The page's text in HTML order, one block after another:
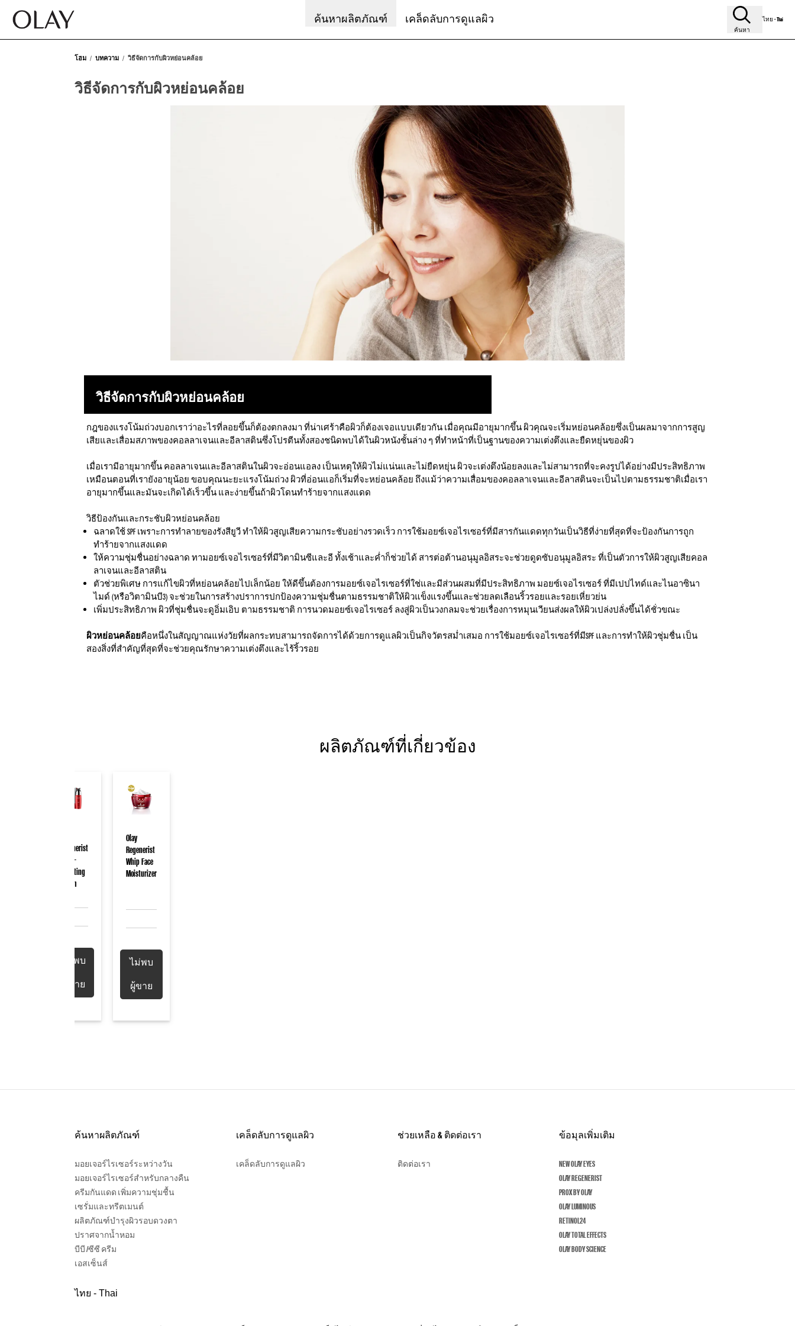
ค้นหาผลิตภัณฑ์ เคล็ดลับการดูแลผิว
ค้นหา
ไทย - Thai
โฮม บทความ วิธีจัดการกับผิวหย่อนคล้อย
วิธีจัดการกับผิวหย่อนคล้อย
วิธีจัดการกับผิวหย่อนคล้อย
กฎของแรงโน้มถ่วงบอกเราว่าอะไรที่ลอยขึ้นก็ต้องตกลงมา ที่น่าเศร้าคือผิวก็ต้องเจอแบบเดียวกัน เมื่อคุณมีอายุมากขึ้น ผิวคุณจะเริ่มหย่อนคล้อยซึ่งเป็นผลมาจากการสูญ
เสียและเสื่อมสภาพของคอลลาเจนและอีลาสตินซึ่งโปรตีนทั้งสองชนิดพบได้ในผิวหนังชั้นล่าง ๆ ที่ทำหน้าที่เป็นฐานของความเต่งตึงและยืดหยุ่นของผิว
เมื่อเรามีอายุมากขึ้น คอลลาเจนและอีลาสตินในผิวจะอ่อนแอลง เป็นเหตุให้ผิวไม่แน่นและไม่ยืดหยุ่น ผิวจะเต่งตึงน้อยลงและไม่สามารถที่จะคงรูปได้อย่างมีประสิทธิภาพ
เหมือนตอนที่เรายังอายุน้อย ขอบคุณนะยะแรงโน้มถ่วง ผิวที่อ่อนแอก็เริ่มที่จะหย่อนคล้อย ถึงแม้ว่าความเสื่อมของคอลลาเจนและอีลาสตินจะเป็นไปตามธรรมชาติเมื่อเรา
อายุมากขึ้นและมันจะเกิดได้เร็วขึ้น และง่ายขึ้นถ้าผิวโดนทำร้ายจากแสงแดด
วิธีป้องกันและกระชับผิวหย่อนคล้อย
ฉลาดใช้ SPF เพราะการทำลายของรังสียูวี ทำให้ผิวสูญเสียความกระชับอย่างรวดเร็ว การใช้มอยซ์เจอไรเซอร์ที่มีสารกันแดดทุกวันเป็นวิธีที่ง่ายที่สุดที่จะป้องกันการถูก
ทำร้ายจากแสงแดด
ให้ความชุ่มชื่นอย่างฉลาด ทามอยซ์เจอไรเซอร์ที่มีวิตามินซีและอี ทั้งเช้าและค่ำก็ช่วยได้ สารต่อต้านอนุมูลอิสระจะช่วยดูดซับอนุมูลอิสระ ที่เป็นตัวการให้ผิวสูญเสียคอล
ลาเจนและอีลาสติน
ตัวช่วยพิเศษ การแก้ไขผิวที่หย่อนคล้อยไปเล็กน้อย ให้ดีขึ้นต้องการมอยซ์เจอไรเซอร์ที่ใช่และมีส่วนผสมที่มีประสิทธิภาพ มอยซ์เจอไรเซอร์ ที่มีเปปไทด์และไนอาซินา
ไมด์ (หรือวิตามินบี3) จะช่วยในการสร้างปราการปกป้องความชุ่มชื่นตามธรรมชาติให้ผิวแข็งแรงขึ้นและช่วยลดเลือนริ้วรอยและรอยเหี่ยวย่น
เพิ่มประสิทธิภาพ ผิวที่ชุ่มชื่นจะดูอิ่มเอิบ ตามธรรมชาติ การนวดมอยซ์เจอไรเซอร์ ลงสู่ผิวเป็นวงกลมจะช่วยเรื่องการหมุนเวียนส่งผลให้ผิวเปล่งปลั่งขึ้นได้ชั่วขณะ
ผิวหย่อนคล้อยคือหนึ่งในสัญญาณแห่งวัยที่ผลกระทบสามารถจัดการได้ด้วยการดูแลผิวเป็นกิจวัตรสม่ำเสมอ การใช้มอยซ์เจอไรเซอร์ที่มีSPF และการทำให้ผิวชุ่มชื่น เป็น
สองสิ่งที่สำคัญที่สุดที่จะช่วยคุณรักษาความเต่งตึงและไร้ริ้วรอย
ผลิตภัณฑ์ที่เกี่ยวข้อง
Regenerist
Micro-
sculpting
Serum
ไม่พบ
ผู้ขาย
Olay
Regenerist
Whip Face
Moisturizer
ไม่พบ
ผู้ขาย
ค้นหาผลิตภัณฑ์
มอยเจอร์ไรเซอร์ระหว่างวัน
มอยเจอร์ไรเซอร์สำหรับกลางคืน
ครีมกันแดด เพิ่มความชุ่มชื้น
เซรั่มและทรีตเมนต์
ผลิตภัณฑ์บำรุงผิวรอบดวงตา
ปราศจากน้ำหอม
บีบี /ซีซี ครีม
เอสเซ็นส์
เคล็ดลับการดูแลผิว
เคล็ดลับการดูแลผิว
ช่วยเหลือ & ติดต่อเรา
ติดต่อเรา
ข้อมุลเพิ่มเติม
NEW OLAY EYES
OLAY REGENERIST
PROX BY OLAY
OLAY LUMINOUS
RETINOL24
OLAY TOTAL EFFECTS
OLAY BODY SCIENCE
ไทย - Thai